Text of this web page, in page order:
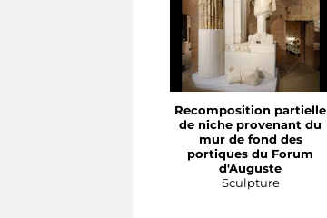
Recomposition partielle
de niche provenant du
mur de fond des
portiques du Forum
d'Auguste
Sculpture